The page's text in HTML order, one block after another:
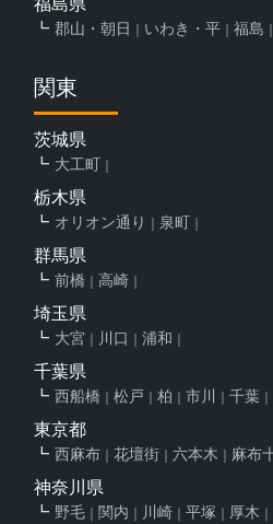
郡山・朝日 いわき・平 福島
関東
茨城県
大工町
栃木県
オリオン通り 泉町
群馬県
前橋 高崎
埼玉県
大宮 川口 浦和
千葉県
西船橋 松戸 柏 市川 千葉
東京都
西麻布 花壇街 六本木 麻布
神奈川県
野毛 関内 川崎 平塚 厚木